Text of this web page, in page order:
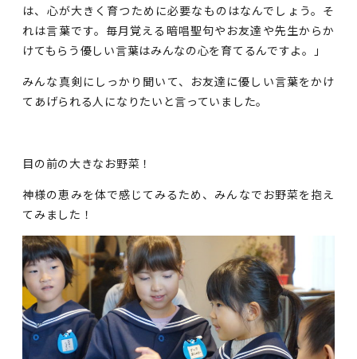
は、心が大きく育つために必要なものはなんでしょう。そ
れは言葉です。毎月覚える暗唱聖句やお友達や先生からか
けてもらう優しい言葉はみんなの心を育てるんですよ。」
みんな真剣にしっかり聞いて、お友達に優しい言葉をかけ
てあげられる人になりたいと言っていました。
目の前の大きなお野菜！
神様の恵みを体で感じてみるため、みんなでお野菜を抱え
てみました！